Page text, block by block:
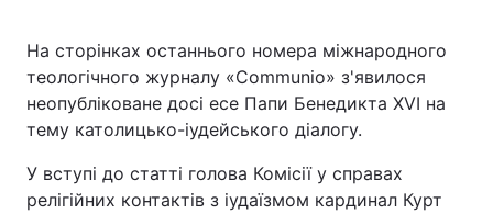
На сторінках останнього номера міжнародного
теологічного журналу «Communio» з'явилося
неопубліковане досі есе Папи Бенедикта XVI на
тему католицько-іудейського діалогу.
У вступі до статті голова Комісії у справах
релігійних контактів з іудаїзмом кардинал Курт